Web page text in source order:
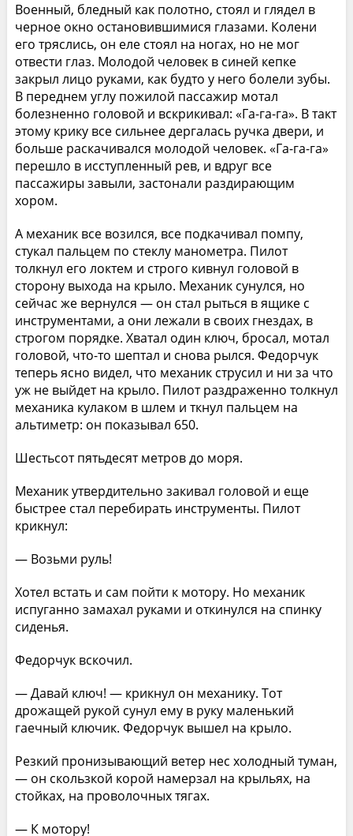
Военный, бледный как полотно, стоял и глядел в
черное окно остановившимися глазами. Колени
его тряслись, он еле стоял на ногах, но не мог
отвести глаз. Молодой человек в синей кепке
закрыл лицо руками, как будто у него болели зубы.
В переднем углу пожилой пассажир мотал
болезненно головой и вскрикивал: «Га-га-га». В такт
этому крику все сильнее дергалась ручка двери, и
больше раскачивался молодой человек. «Га-га-га»
перешло в исступленный рев, и вдруг все
пассажиры завыли, застонали раздирающим
хором.
А механик все возился, все подкачивал помпу,
стукал пальцем по стеклу манометра. Пилот
толкнул его локтем и строго кивнул головой в
сторону выхода на крыло. Механик сунулся, но
сейчас же вернулся — он стал рыться в ящике с
инструментами, а они лежали в своих гнездах, в
строгом порядке. Хватал один ключ, бросал, мотал
головой, что-то шептал и снова рылся. Федорчук
теперь ясно видел, что механик струсил и ни за что
уж не выйдет на крыло. Пилот раздраженно толкнул
механика кулаком в шлем и ткнул пальцем на
альтиметр: он показывал 650.
Шестьсот пятьдесят метров до моря.
Механик утвердительно закивал головой и еще
быстрее стал перебирать инструменты. Пилот
крикнул:
— Возьми руль!
Хотел встать и сам пойти к мотору. Но механик
испуганно замахал руками и откинулся на спинку
сиденья.
Федорчук вскочил.
— Давай ключ! — крикнул он механику. Тот
дрожащей рукой сунул ему в руку маленький
гаечный ключик. Федорчук вышел на крыло.
Резкий пронизывающий ветер нес холодный туман,
— он скользкой корой намерзал на крыльях, на
стойках, на проволочных тягах.
— К мотору!